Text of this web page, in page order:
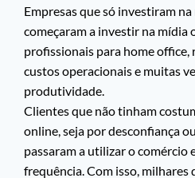
Empresas que só investiram
começaram a investir na mídia
profissionais para home office,
custos operacionais e muitas
produtividade.
Clientes que não tinham
online, seja por desconfiança
passaram a utilizar o comércio
frequência. Com isso, milhares